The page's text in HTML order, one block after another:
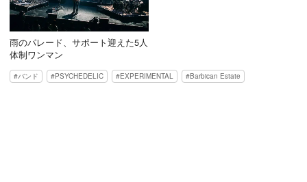
雨のパレード、サポート迎えた5人
体制ワンマン
バンド PSYCHEDELIC EXPERIMENTAL Barbican Estate